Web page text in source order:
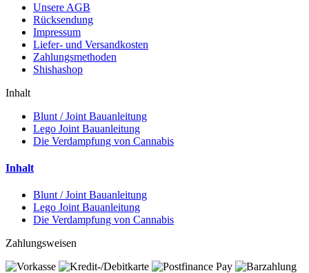
Unsere AGB
Rücksendung
Impressum
Liefer- und Versandkosten
Zahlungsmethoden
Shishashop
Inhalt
Blunt / Joint Bauanleitung
Lego Joint Bauanleitung
Die Verdampfung von Cannabis
Inhalt
Blunt / Joint Bauanleitung
Lego Joint Bauanleitung
Die Verdampfung von Cannabis
Zahlungsweisen